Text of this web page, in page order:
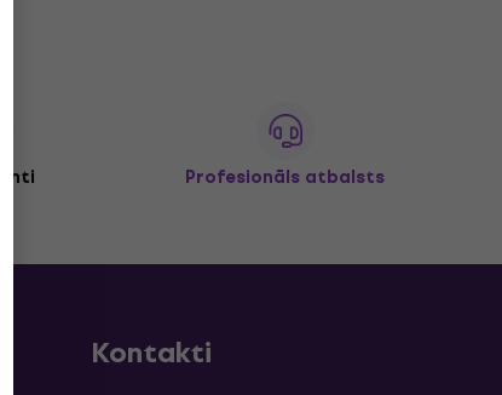
Profesionāls atbalsts
Kontakti